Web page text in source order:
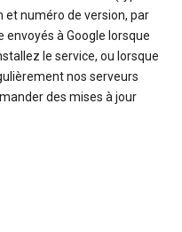
et numéro de version, par
à Google lorsque
le service, ou lorsque
nos serveurs
des mises à jour